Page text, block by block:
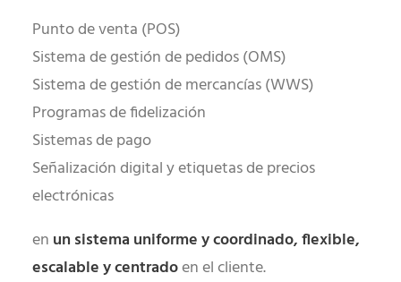
Punto de venta (POS)
Sistema de gestión de pedidos (OMS)
Sistema de gestión de mercancías (WWS)
Programas de fidelización
Sistemas de pago
Señalización digital y etiquetas de precios
electrónicas
en un sistema uniforme y coordinado, flexible,
escalable y centradoen el cliente.